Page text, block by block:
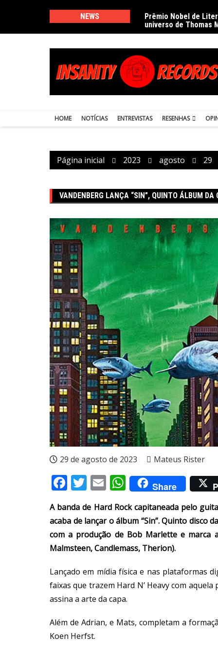
conteúdo
NEWS
Prêmio Nobel de
universo de Thomas
HOME NOTÍCIAS ENTREVISTAS RESENHAS
Página inicial 2023 agosto 29
VANDENBERG LANÇA “SIN”, QUINTO ÁLBUM DA
29 de agosto de 2023 Mateus Rister
Facebook
Twitter
EmailWhatsApp
Share
A banda de Hard Rock capitaneada pelo
acaba de lançar o álbum “Sin”. Quinto disco
com a produção de Bob Marlette e marca
Malmsteen, Candlemass, Therion).
Lançado em mídia física e nas plataformas
faixas que trazem Hard N’ Heavy com
assina a arte da capa.
Além de Adrian, e Mats, completam a
Koen Herfst.